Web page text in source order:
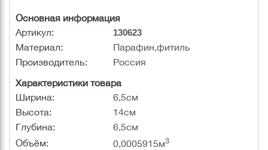
Основная информация
Артикул:
130623
Материал:
Парафин,фитиль
Производитель:
Россия
Характеристики товара
Ширина:
6,5см
Высота:
14см
Глубина:
6,5см
Объём:
0,0005915м3